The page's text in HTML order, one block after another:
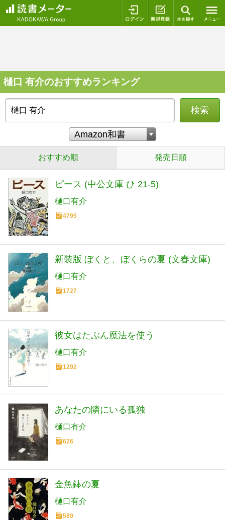
ログイン 新規登録
樋口 有介のおすすめランキング
検索
おすすめ順 発売日順
ピース (中公文庫 ひ 21-5)
樋口有介
4795
新装版 ぼくと、ぼくらの夏 (文春文庫)
樋口有介
1727
彼女はたぶん魔法を使う
樋口有介
1292
あなたの隣にいる孤独
樋口有介
626
金魚鉢の夏
樋口有介
589